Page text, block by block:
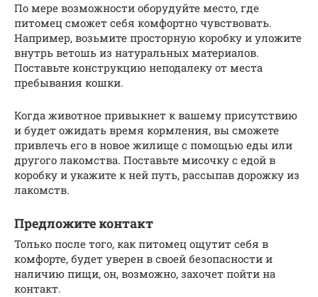
По мере возможности оборудуйте место, где
питомец сможет себя комфортно чувствовать.
Например, возьмите просторную коробку и уложите
внутрь ветошь из натуральных материалов.
Поставьте конструкцию неподалеку от места
пребывания кошки.
Когда животное привыкнет к вашему присутствию
и будет ожидать время кормления, вы сможете
привлечь его в новое жилище с помощью еды или
другого лакомства. Поставьте мисочку с едой в
коробку и укажите к ней путь, рассыпав дорожку из
лакомств.
Предложите контакт
Только после того, как питомец ощутит себя в
комфорте, будет уверен в своей безопасности и
наличию пищи, он, возможно, захочет пойти на
контакт.